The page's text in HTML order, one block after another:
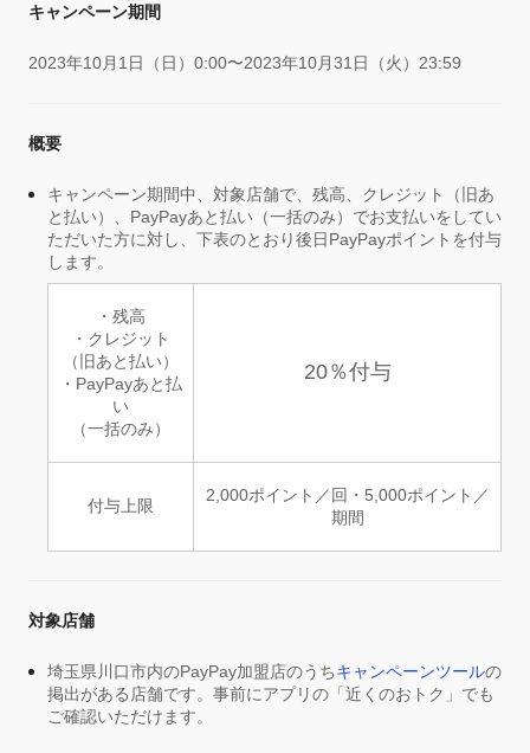
キャンペーン期間
2023年10月1日（日）0:00〜2023年10月31日（火）23:59
概要
キャンペーン期間中、対象店舗で、残高、クレジット（旧あ
と払い）、PayPayあと払い（一括のみ）でお支払いをしてい
ただいた方に対し、下表のとおり後日PayPayポイントを付与
します。
・残高
・クレジット
（旧あと払い）
・PayPayあと払
い
（一括のみ）
20％付与
付与上限
2,000ポイント／回・5,000ポイント／
期間
対象店舗
埼玉県川口市内のPayPay加盟店のうちキャンペーンツールの
掲出がある店舗です。事前にアプリの「近くのおトク」でも
ご確認いただけます。